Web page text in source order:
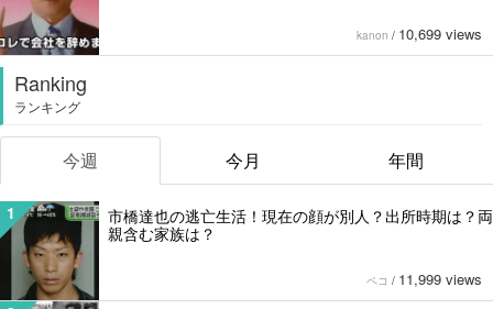
kanon / 10,699 views
Ranking
ランキング
今週 今月 年間
1
市橋達也の逃亡生活！現在の顔が別人？出所時期は？両
親含む家族は？
ペコ / 11,999 views